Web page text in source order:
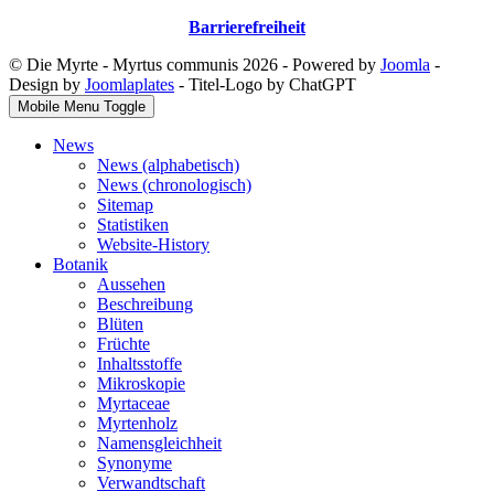
Barrierefreiheit
© Die Myrte - Myrtus communis 2026 - Powered by Joomla -
Design by Joomlaplates - Titel-Logo by ChatGPT
Mobile Menu Toggle
News
News (alphabetisch)
News (chronologisch)
Sitemap
Statistiken
Website-History
Botanik
Aussehen
Beschreibung
Blüten
Früchte
Inhaltsstoffe
Mikroskopie
Myrtaceae
Myrtenholz
Namensgleichheit
Synonyme
Verwandtschaft